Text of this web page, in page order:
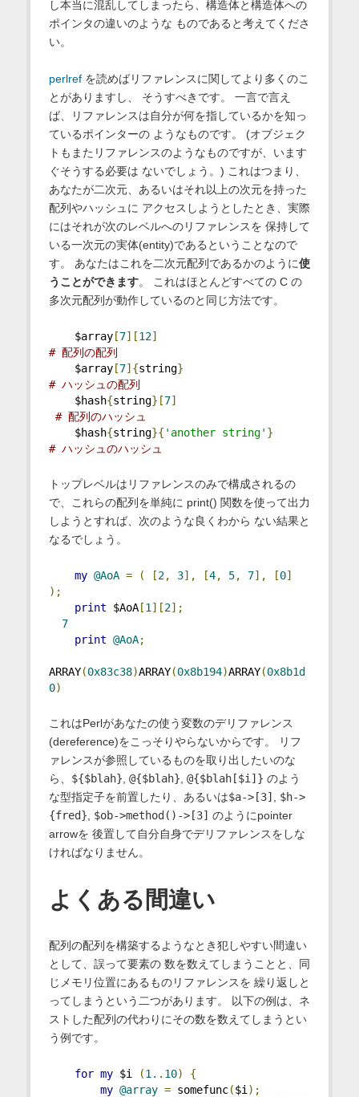
し本当に混乱してしまったら、構造体と構造体への
ポインタの違いのような ものであると考えてくださ
い。
perlrefを読めばリファレンスに関してより多くのこ
とがありますし、 そうすべきです。 一言で言え
ば、リファレンスは自分が何を指しているかを知っ
ているポインターの ようなものです。 (オブジェク
トもまたリファレンスのようなものですが、います
ぐそうする必要は ないでしょう。) これはつまり、
あなたが二次元、あるいはそれ以上の次元を持った
配列やハッシュに アクセスしようとしたとき、実際
にはそれが次のレベルへのリファレンスを 保持して
いる一次元の実体(entity)であるということなので
す。 あなたはこれを二次元配列であるかのように使
うことができます。 これはほとんどすべての C の
多次元配列が動作しているのと同じ方法です。
$array[7][12]
# 配列の配列
$array[7]{string}
# ハッシュの配列
$hash{string}[7]
# 配列のハッシュ
$hash{string}{ 'another string' }
# ハッシュのハッシュ
トップレベルはリファレンスのみで構成されるの
で、これらの配列を単純に print() 関数を使って出力
しようとすれば、次のような良くわから ない結果と
なるでしょう。
my @AoA = ( [2, 3], [4, 5, 7], [0]
);
print $AoA[1][2];
7
print @AoA;
ARRAY(0x83c38)ARRAY(0x8b194)ARRAY(0x8b1d
0)
これはPerlがあなたの使う変数のデリファレンス
(dereference)をこっそりやらないからです。 リフ
ァレンスが参照しているものを取り出したいのな
ら、 ${$blah}, @{$blah}, @{$blah[$i]} のよう
な型指定子を前置したり、あるいは$a->[3] , $h->
{fred}, $ob->method()->[3] のようにpointer
arrowを 後置して自分自身でデリファレンスをしな
ければなりません。
よくある間違い
配列の配列を構築するようなとき犯しやすい間違い
として、誤って要素の 数を数えてしまうことと、同
じメモリ位置にあるものリファレンスを 繰り返しと
ってしまうという二つがあります。 以下の例は、ネ
ストした配列の代わりにその数を数えてしまうとい
う例です。
for my $i (1. . 10)
{
my @array = somefunc($i );